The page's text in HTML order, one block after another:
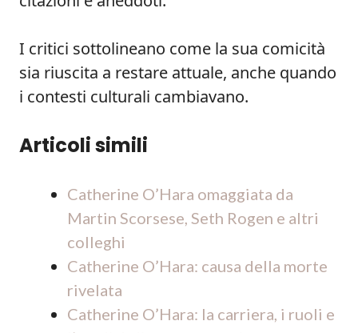
I critici sottolineano come la sua comicità
sia riuscita a restare attuale, anche quando
i contesti culturali cambiavano.
Articoli simili
Catherine O’Hara omaggiata da
Martin Scorsese, Seth Rogen e altri
colleghi
Catherine O’Hara: causa della morte
rivelata
Catherine O’Hara: la carriera, i ruoli e